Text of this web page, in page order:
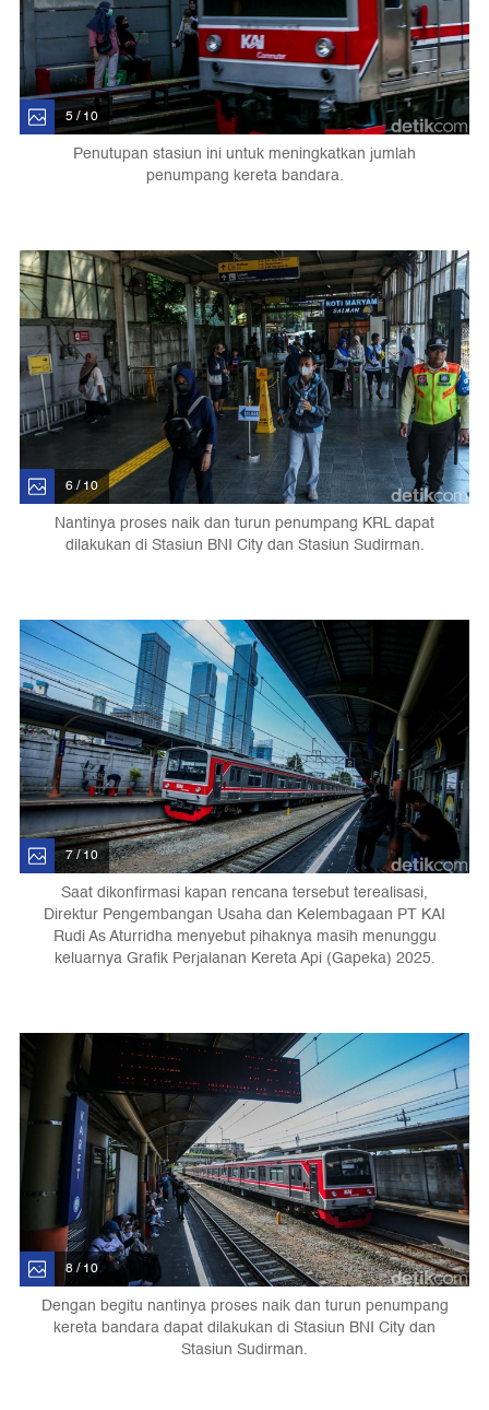
5 / 10
Penutupan stasiun ini untuk meningkatkan jumlah
penumpang kereta bandara.
6 / 10
Nantinya proses naik dan turun penumpang KRL dapat
dilakukan di Stasiun BNI City dan Stasiun Sudirman.
7 / 10
Saat dikonfirmasi kapan rencana tersebut terealisasi,
Direktur Pengembangan Usaha dan Kelembagaan PT KAI
Rudi As Aturridha menyebut pihaknya masih menunggu
keluarnya Grafik Perjalanan Kereta Api (Gapeka) 2025.
8 / 10
Dengan begitu nantinya proses naik dan turun penumpang
kereta bandara dapat dilakukan di Stasiun BNI City dan
Stasiun Sudirman.